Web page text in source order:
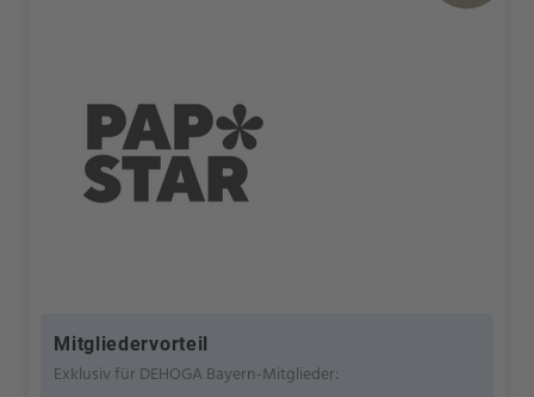
Mitgliedervorteil
Exklusiv für DEHOGA Bayern-Mitglieder: